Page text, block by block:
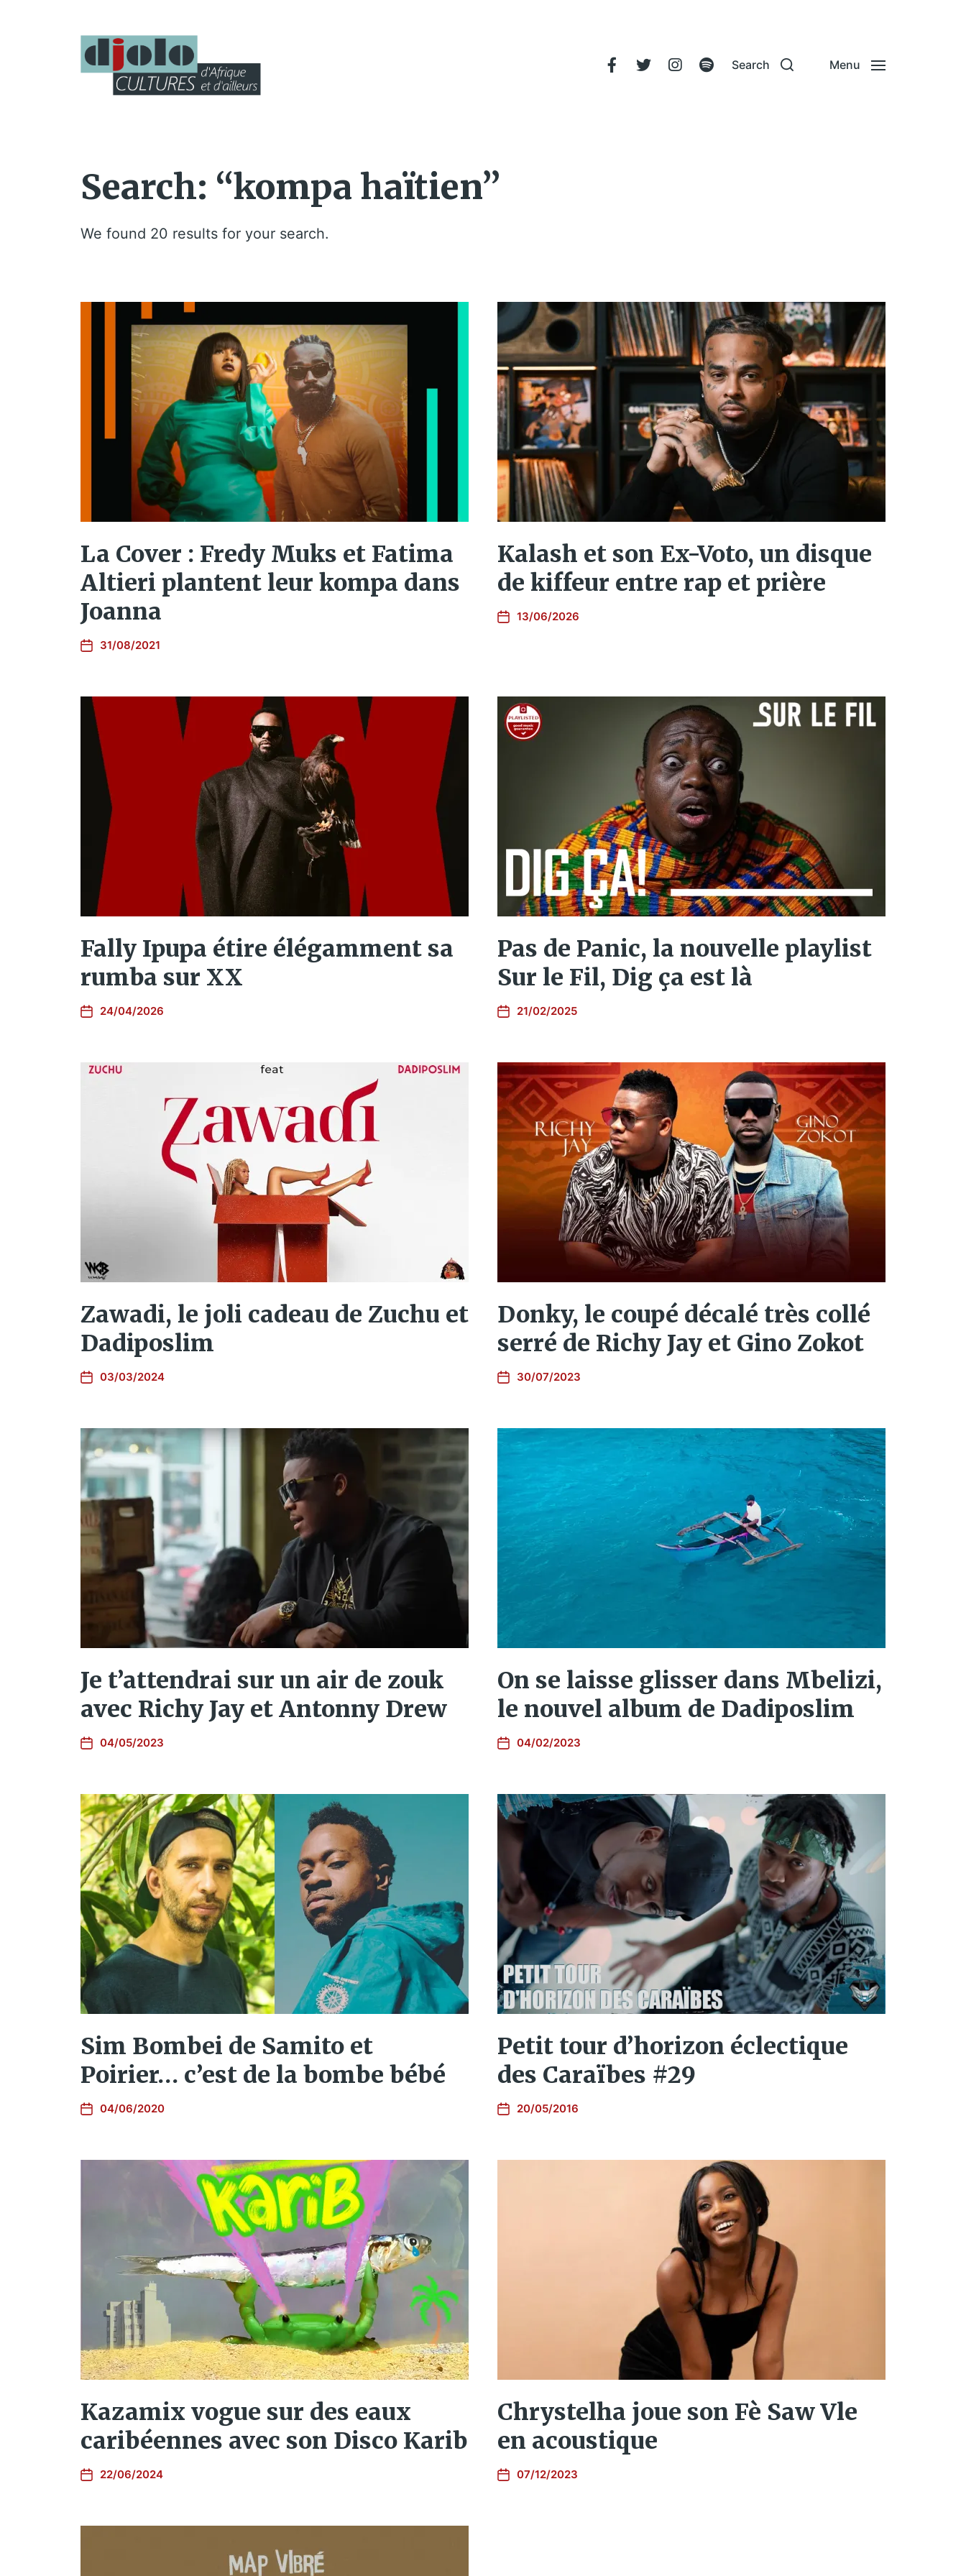
Search Menu
Search: “kompa haïtien”
We found 20 results for your search.
La Cover : Fredy Muks et Fatima
Altieri plantent leur kompa dans
Joanna
31/08/2021
Kalash et son Ex-Voto, un disque
de kiffeur entre rap et prière
13/06/2026
Fally Ipupa étire élégamment sa
rumba sur XX
24/04/2026
Pas de Panic, la nouvelle playlist
Sur le Fil, Dig ça est là
21/02/2025
Zawadi, le joli cadeau de Zuchu et
Dadiposlim
03/03/2024
Donky, le coupé décalé très collé
serré de Richy Jay et Gino Zokot
30/07/2023
Je t’attendrai sur un air de zouk
avec Richy Jay et Antonny Drew
04/05/2023
On se laisse glisser dans Mbelizi,
le nouvel album de Dadiposlim
04/02/2023
Sim Bombei de Samito et
Poirier… c’est de la bombe bébé
04/06/2020
Petit tour d’horizon éclectique
des Caraïbes #29
20/05/2016
Kazamix vogue sur des eaux
caribéennes avec son Disco Karib
22/06/2024
Chrystelha joue son Fè Saw Vle
en acoustique
07/12/2023